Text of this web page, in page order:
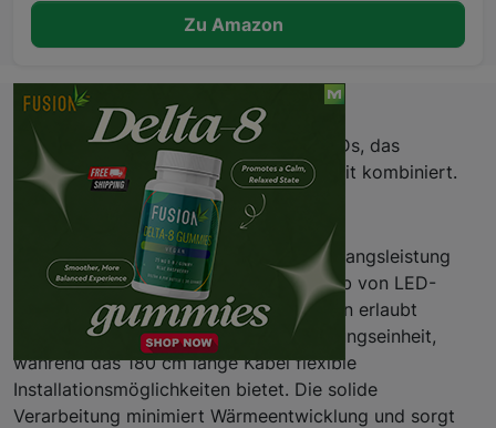
Zu Amazon
Beschreibung
Hochwertiges Netzteil für SANlight-LEDs, das
konstante Leistung und Einsatzsicherheit kombiniert.
Eigenschaften
Das SGA60 liefert 60 Watt stabile Ausgangsleistung
und wurde für den zuverlässigen Betrieb von LED-
Panels konzipiert. Das kompakte Design erlaubt
diskrete Platzierung nahe der Beleuchtungseinheit,
während das 180 cm lange Kabel flexible
Installationsmöglichkeiten bietet. Die solide
Verarbeitung minimiert Wärmeentwicklung und sorgt